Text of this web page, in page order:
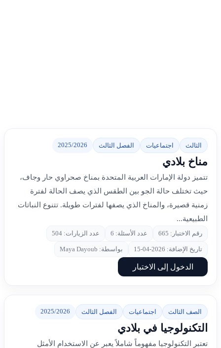
الثالث اجتماعيات الفصل الثالث 2025/2026
مناخ بلادي
تتميز دولة الإمارات العربية المتحدة بمناخ صحراوي حار وجاف،
حيث تختلف حالة الجو بين الطقس الذي يصف الحالة لفترة
زمنية قصيرة، والمناخ الذي يصفها لفترات طويلة. تتنوع النباتات
الطبيعية...
رقم الاختبار: 665 عدد الأسئلة: 6 عدد الزيارات: 504
تاريخ الإضافة: 2026-04-15 بواسطة: Maya Dayoub
الدخول إلى الاختبار
الصف الثالث اجتماعيات الفصل الثالث 2025/2026
التكنولوجيا في بلادي
تعتبر التكنولوجيا مفهوماً شاملاً يعبر عن الاستخدام الأمثل